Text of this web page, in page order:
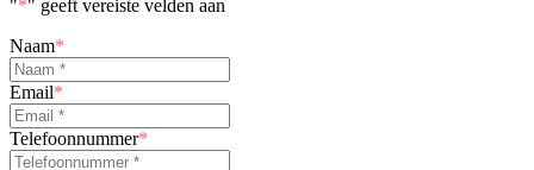
"*" geeft vereiste velden aan
Naam*
Email*
Telefoonnummer*